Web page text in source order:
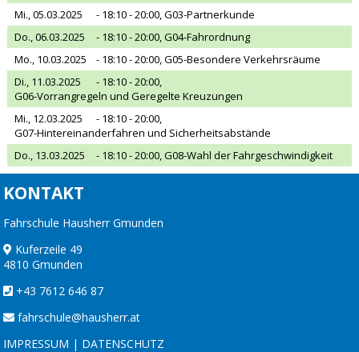
Mi., 05.03.2025
- 18:10 - 20:00,G03-Partnerkunde
Do., 06.03.2025
- 18:10 - 20:00,G04-Fahrordnung
Mo., 10.03.2025
- 18:10 - 20:00,G05-Besondere Verkehrsräume
Di., 11.03.2025
- 18:10 - 20:00,
G06-Vorrangregeln und Geregelte Kreuzungen
Mi., 12.03.2025
- 18:10 - 20:00,
G07-Hintereinanderfahren und Sicherheitsabstände
Do., 13.03.2025
- 18:10 - 20:00,G08-Wahl der Fahrgeschwindigkeit
KONTAKT
Fahrschule Hausherr Gmunden
Kuferzeile 49
4810 Gmunden
+43 7612 646 87
fahrschule@hausherr.at
IMPRESSUM | DATENSCHUTZ